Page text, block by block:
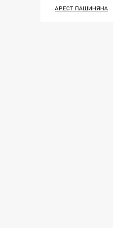
АРЕСТ ПАШИНЯНА